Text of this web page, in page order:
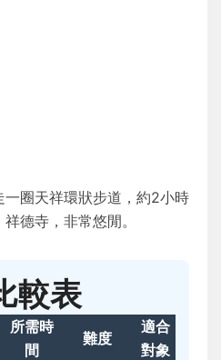
圈天祥環狀步道，約2小時
德寺，非常悠閒。
較表
所需時
間
難度
適合
對象